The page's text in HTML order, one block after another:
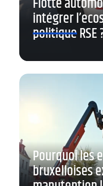
intégrer
politique RSE
Pourquoi les
bruxelloises